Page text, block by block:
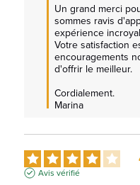
Un grand merci
sommes ravis
expérience
Votre satisfaction
encouragements
d'offrir le meilleur.
Cordialement.
Marina
Avis vérifié